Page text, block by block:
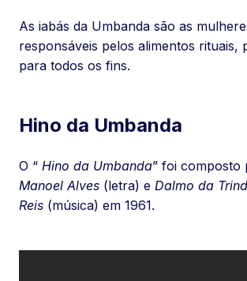
As iabás da Umbanda são as
responsáveis pelos alimentos rituais,
para todos os fins.
Hino da Umbanda
O “ Hino da Umbanda” foi composto
Manoel Alves (letra) e Dalmo da
Reis (música) em 1961.